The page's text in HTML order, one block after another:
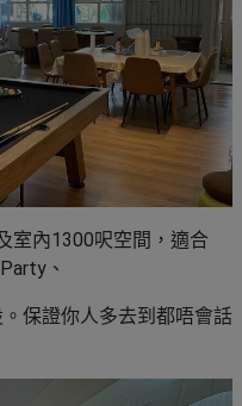
室內1300呎空間，適合
、
保證你人多去到都唔會話